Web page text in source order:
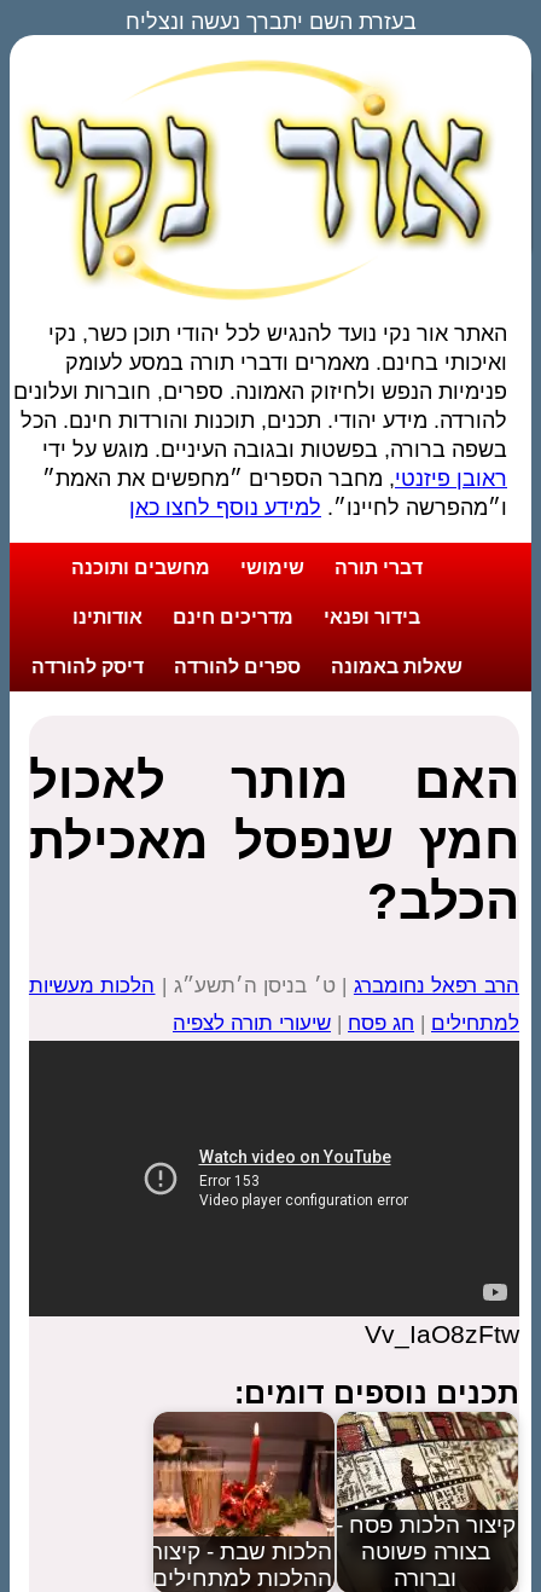
בעזרת השם יתברך נעשה ונצליח
האתר אור נקי נועד להנגיש לכל יהודי תוכן כשר, נקי
ואיכותי בחינם. מאמרים ודברי תורה במסע לעומק
פנימיות הנפש ולחיזוק האמונה. ספרים, חוברות ועלונים
להורדה. מידע יהודי. תכנים, תוכנות והורדות חינם. הכל
בשפה ברורה, בפשטות ובגובה העיניים. מוגש על ידי
ראובן פיזנטי, מחבר הספרים ״מחפשים את האמת״
ו״מהפרשה לחיינו״. למידע נוסף לחצו כאן
דברי תורה שימושי מחשבים ותוכנה
בידור ופנאי מדריכים חינם אודותינו
שאלות באמונה ספרים להורדה דיסק להורדה
האם מותר לאכול
חמץ שנפסל מאכילת
הכלב?
הרב רפאל נחומברג | ט׳ בניסן ה׳תשע״ג | הלכות מעשיות
למתחילים | חג פסח | שיעורי תורה לצפיה
Vv_IaO8zFtw
תכנים נוספים דומים:
קיצור הלכות פסח -
בצורה פשוטה
וברורה
הלכות שבת - קיצור
ההלכות למתחילים